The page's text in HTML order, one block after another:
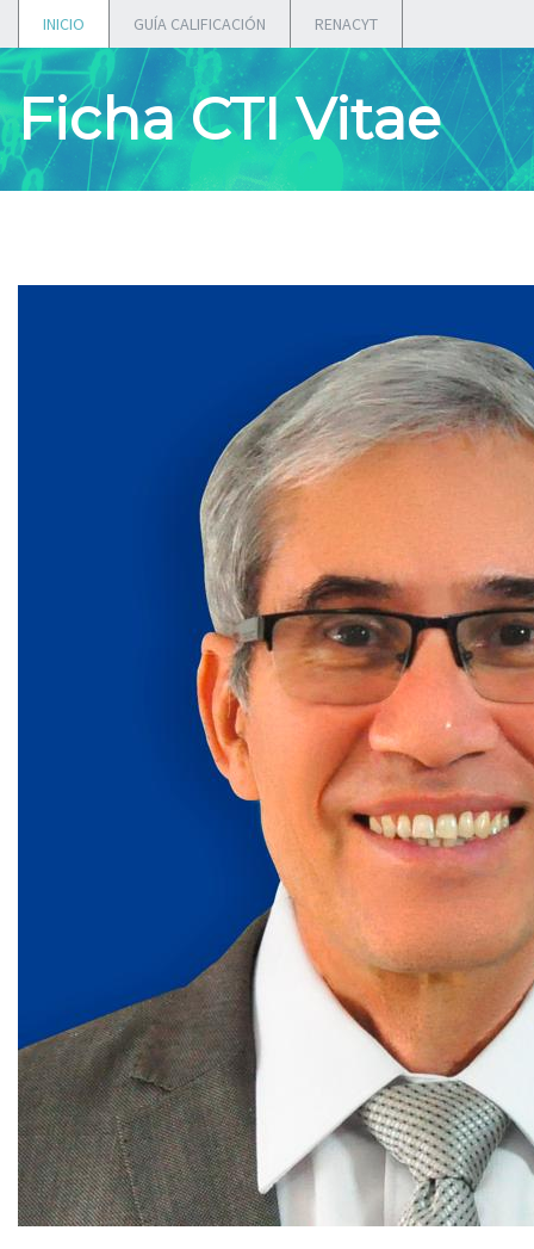
INICIO GUÍA CALIFICACIÓN RENACYT
Ficha CTI Vitae